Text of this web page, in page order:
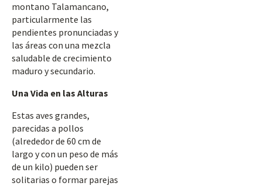
montano Talamancano,
particularmente las
pendientes pronunciadas y
las áreas con una mezcla
saludable de crecimiento
maduro y secundario.
Una Vida en las Alturas
Estas aves grandes,
parecidas a pollos
(alrededor de 60 cm de
largo y con un peso de más
de un kilo) pueden ser
solitarias o formar parejas